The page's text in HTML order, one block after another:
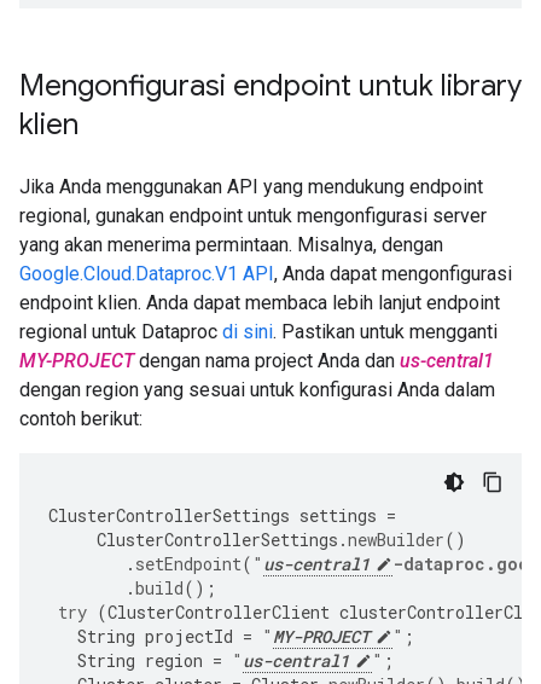
Mengonfigurasi endpoint untuk library
klien
Jika Anda menggunakan API yang mendukung endpoint
regional, gunakan endpoint untuk mengonfigurasi server
yang akan menerima permintaan. Misalnya, dengan
Google.Cloud.Dataproc.V1 API, Anda dapat mengonfigurasi
endpoint klien. Anda dapat membaca lebih lanjut endpoint
regional untuk Dataproc di sini. Pastikan untuk mengganti
MY-PROJECTdengan nama project Anda dan us-central1
dengan region yang sesuai untuk konfigurasi Anda dalam
contoh berikut:
ClusterControllerSettings settings =
ClusterControllerSettings .newBuilder()
. setEndpoint( " us-central1
-
.build();
try (ClusterControllerClient
String projectId = " MY-PROJECT " ;
String region = " us-central1 " ;